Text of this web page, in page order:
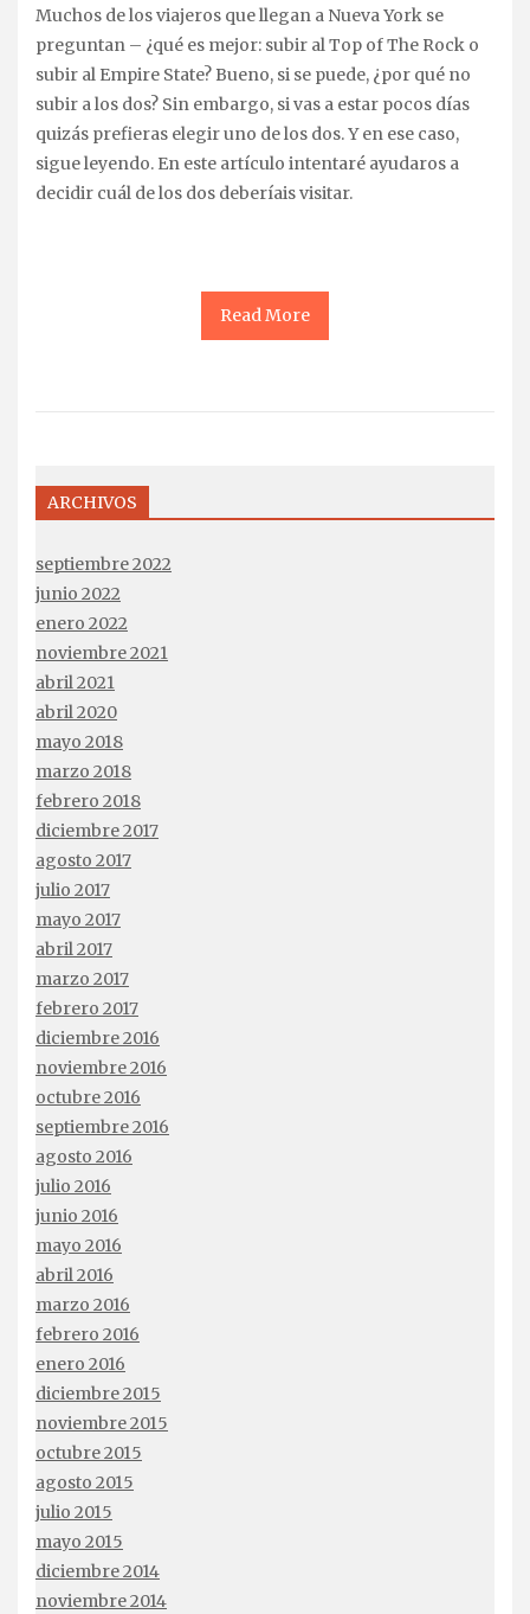
Muchos de los viajeros que llegan a Nueva York se
preguntan – ¿qué es mejor: subir al Top of The Rock o
subir al Empire State? Bueno, si se puede, ¿por qué no
subir a los dos? Sin embargo, si vas a estar pocos días
quizás prefieras elegir uno de los dos. Y en ese caso,
sigue leyendo. En este artículo intentaré ayudaros a
decidir cuál de los dos deberíais visitar.
Read More
ARCHIVOS
septiembre 2022
junio 2022
enero 2022
noviembre 2021
abril 2021
abril 2020
mayo 2018
marzo 2018
febrero 2018
diciembre 2017
agosto 2017
julio 2017
mayo 2017
abril 2017
marzo 2017
febrero 2017
diciembre 2016
noviembre 2016
octubre 2016
septiembre 2016
agosto 2016
julio 2016
junio 2016
mayo 2016
abril 2016
marzo 2016
febrero 2016
enero 2016
diciembre 2015
noviembre 2015
octubre 2015
agosto 2015
julio 2015
mayo 2015
diciembre 2014
noviembre 2014